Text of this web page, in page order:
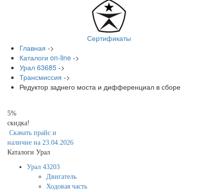
Сертификаты
Главная ->
Каталоги on-line ->
Урал 63685 ->
Трансмиссия ->
Редуктор заднего моста и дифференциал в сборе
5%
скидка!
Скачать прайс и
наличие на 23.04.2026
Каталоги Урал
Урал 43203
Двигатель
Ходовая часть